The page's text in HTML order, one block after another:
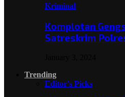
Kriminal
Komplotan
Satreskrim
Trending
Editor's Picks